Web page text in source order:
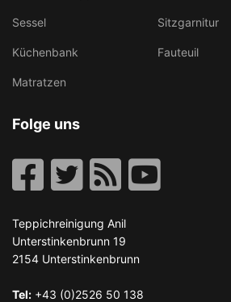
Sessel Sitzgarnitur
Küchenbank Fauteuil
Matratzen
Folge uns
Teppichreinigung Anil
Unterstinkenbrunn 19
2154 Unterstinkenbrunn
Tel: +43 (0)2526 50 138